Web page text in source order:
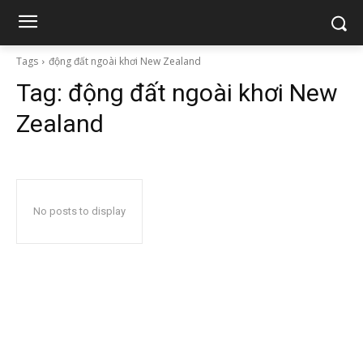
Tags động đất ngoài khơi New Zealand
Tag: động đất ngoài khơi New
Zealand
No posts to display